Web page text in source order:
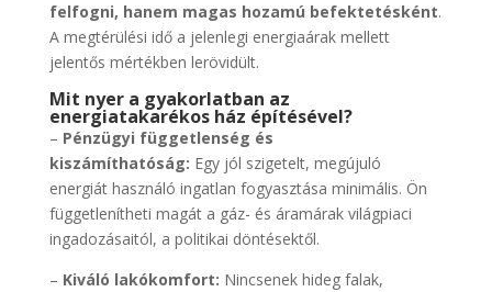
felfogni, hanem magas hozamú befektetésként.
A megtérülési idő a jelenlegi energiaárak mellett
jelentős mértékben lerövidült.
Mit nyer a gyakorlatban az
energiatakarékos ház építésével?
– Pénzügyi függetlenség és
kiszámíthatóság: Egy jól szigetelt, megújuló
energiát használó ingatlan fogyasztása minimális. Ön
függetlenítheti magát a gáz- és áramárak világpiaci
ingadozásaitól, a politikai döntésektől.
– Kiváló lakókomfort: Nincsenek hideg falak,